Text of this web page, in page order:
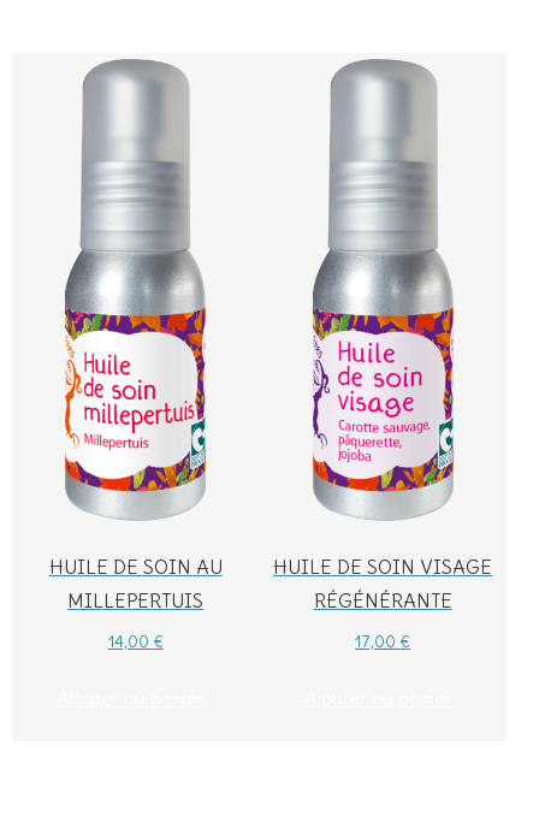
HUILE DE SOIN AU
MILLEPERTUIS
14,00 €
HUILE DE SOIN VISAGE
RÉGÉNÉRANTE
17,00 €